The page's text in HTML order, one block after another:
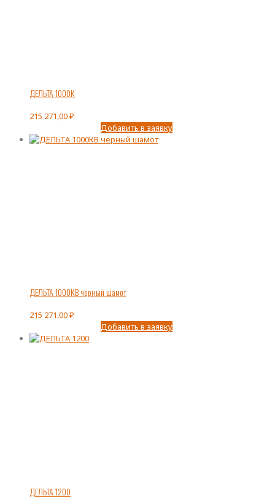
ДЕЛЬТА 1000К
215 271,00₽
Добавить в заявку
ДЕЛЬТА 1000КВ черный шамот
215 271,00₽
Добавить в заявку
ДЕЛЬТА 1200